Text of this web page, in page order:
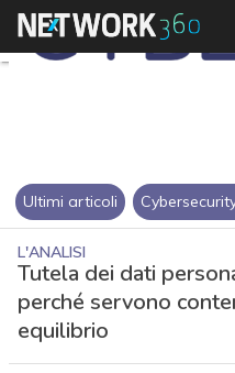
Ultimi articoli
L'ANALISI
Tutela dei dati
perché servono
equilibrio